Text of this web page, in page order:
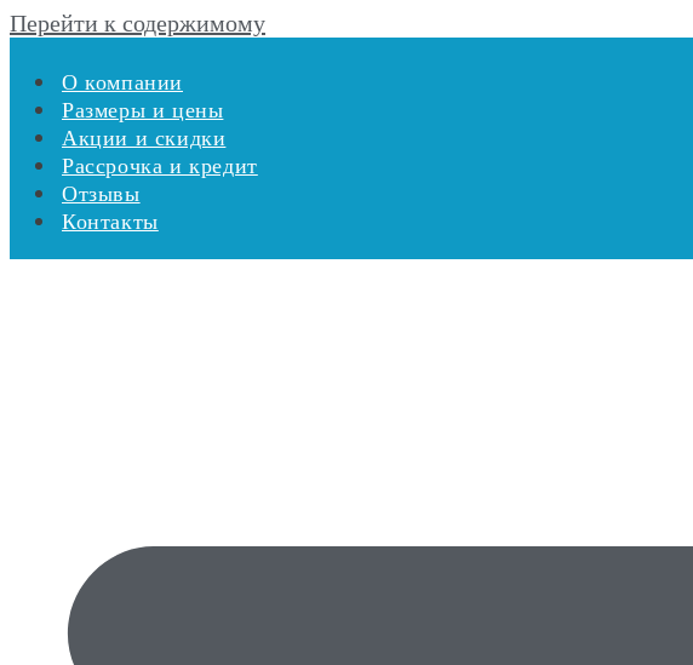
Перейти к содержимому
О компании
Размеры и цены
Акции и скидки
Рассрочка и кредит
Отзывы
Контакты